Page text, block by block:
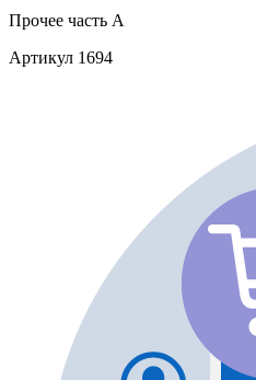
Прочее часть A
Артикул 1694